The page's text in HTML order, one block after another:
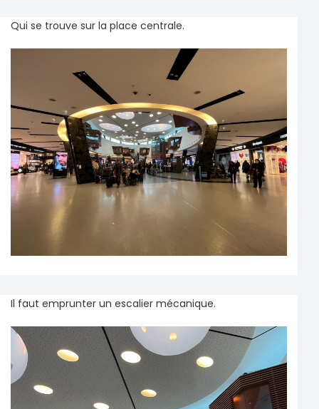
Qui se trouve sur la place centrale.
Il faut emprunter un escalier mécanique.